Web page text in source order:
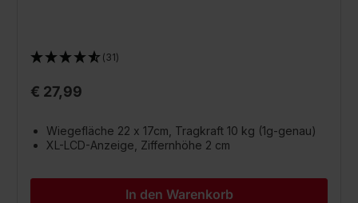
(31)
€ 27,99
Wiegefläche 22 x 17cm, Tragkraft 10 kg (1g-genau)
XL-LCD-Anzeige, Ziffernhöhe 2 cm
In den Warenkorb